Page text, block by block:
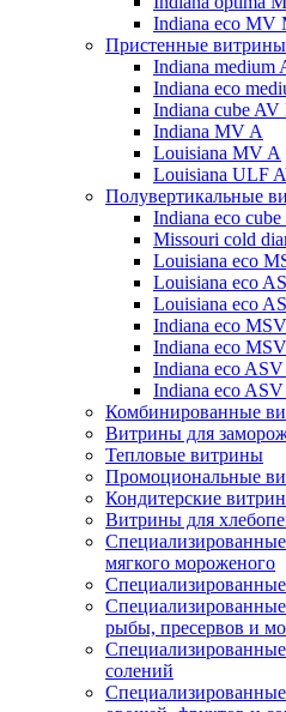
Indiana eco MV
Пристенные витрины
Indiana medium
Indiana eco
Indiana cube
Indiana MV A
Louisiana MV A
Louisiana ULF
Полувертикальные
Indiana eco
Missouri cold
Louisiana eco
Louisiana eco
Louisiana eco
Indiana eco
Indiana eco
Indiana eco
Indiana eco
Комбинированные
Витрины для
Тепловые витрины
Промоциональные
Кондитерские
Витрины для
мягкого мороженого
рыбы, пресервов и
солений